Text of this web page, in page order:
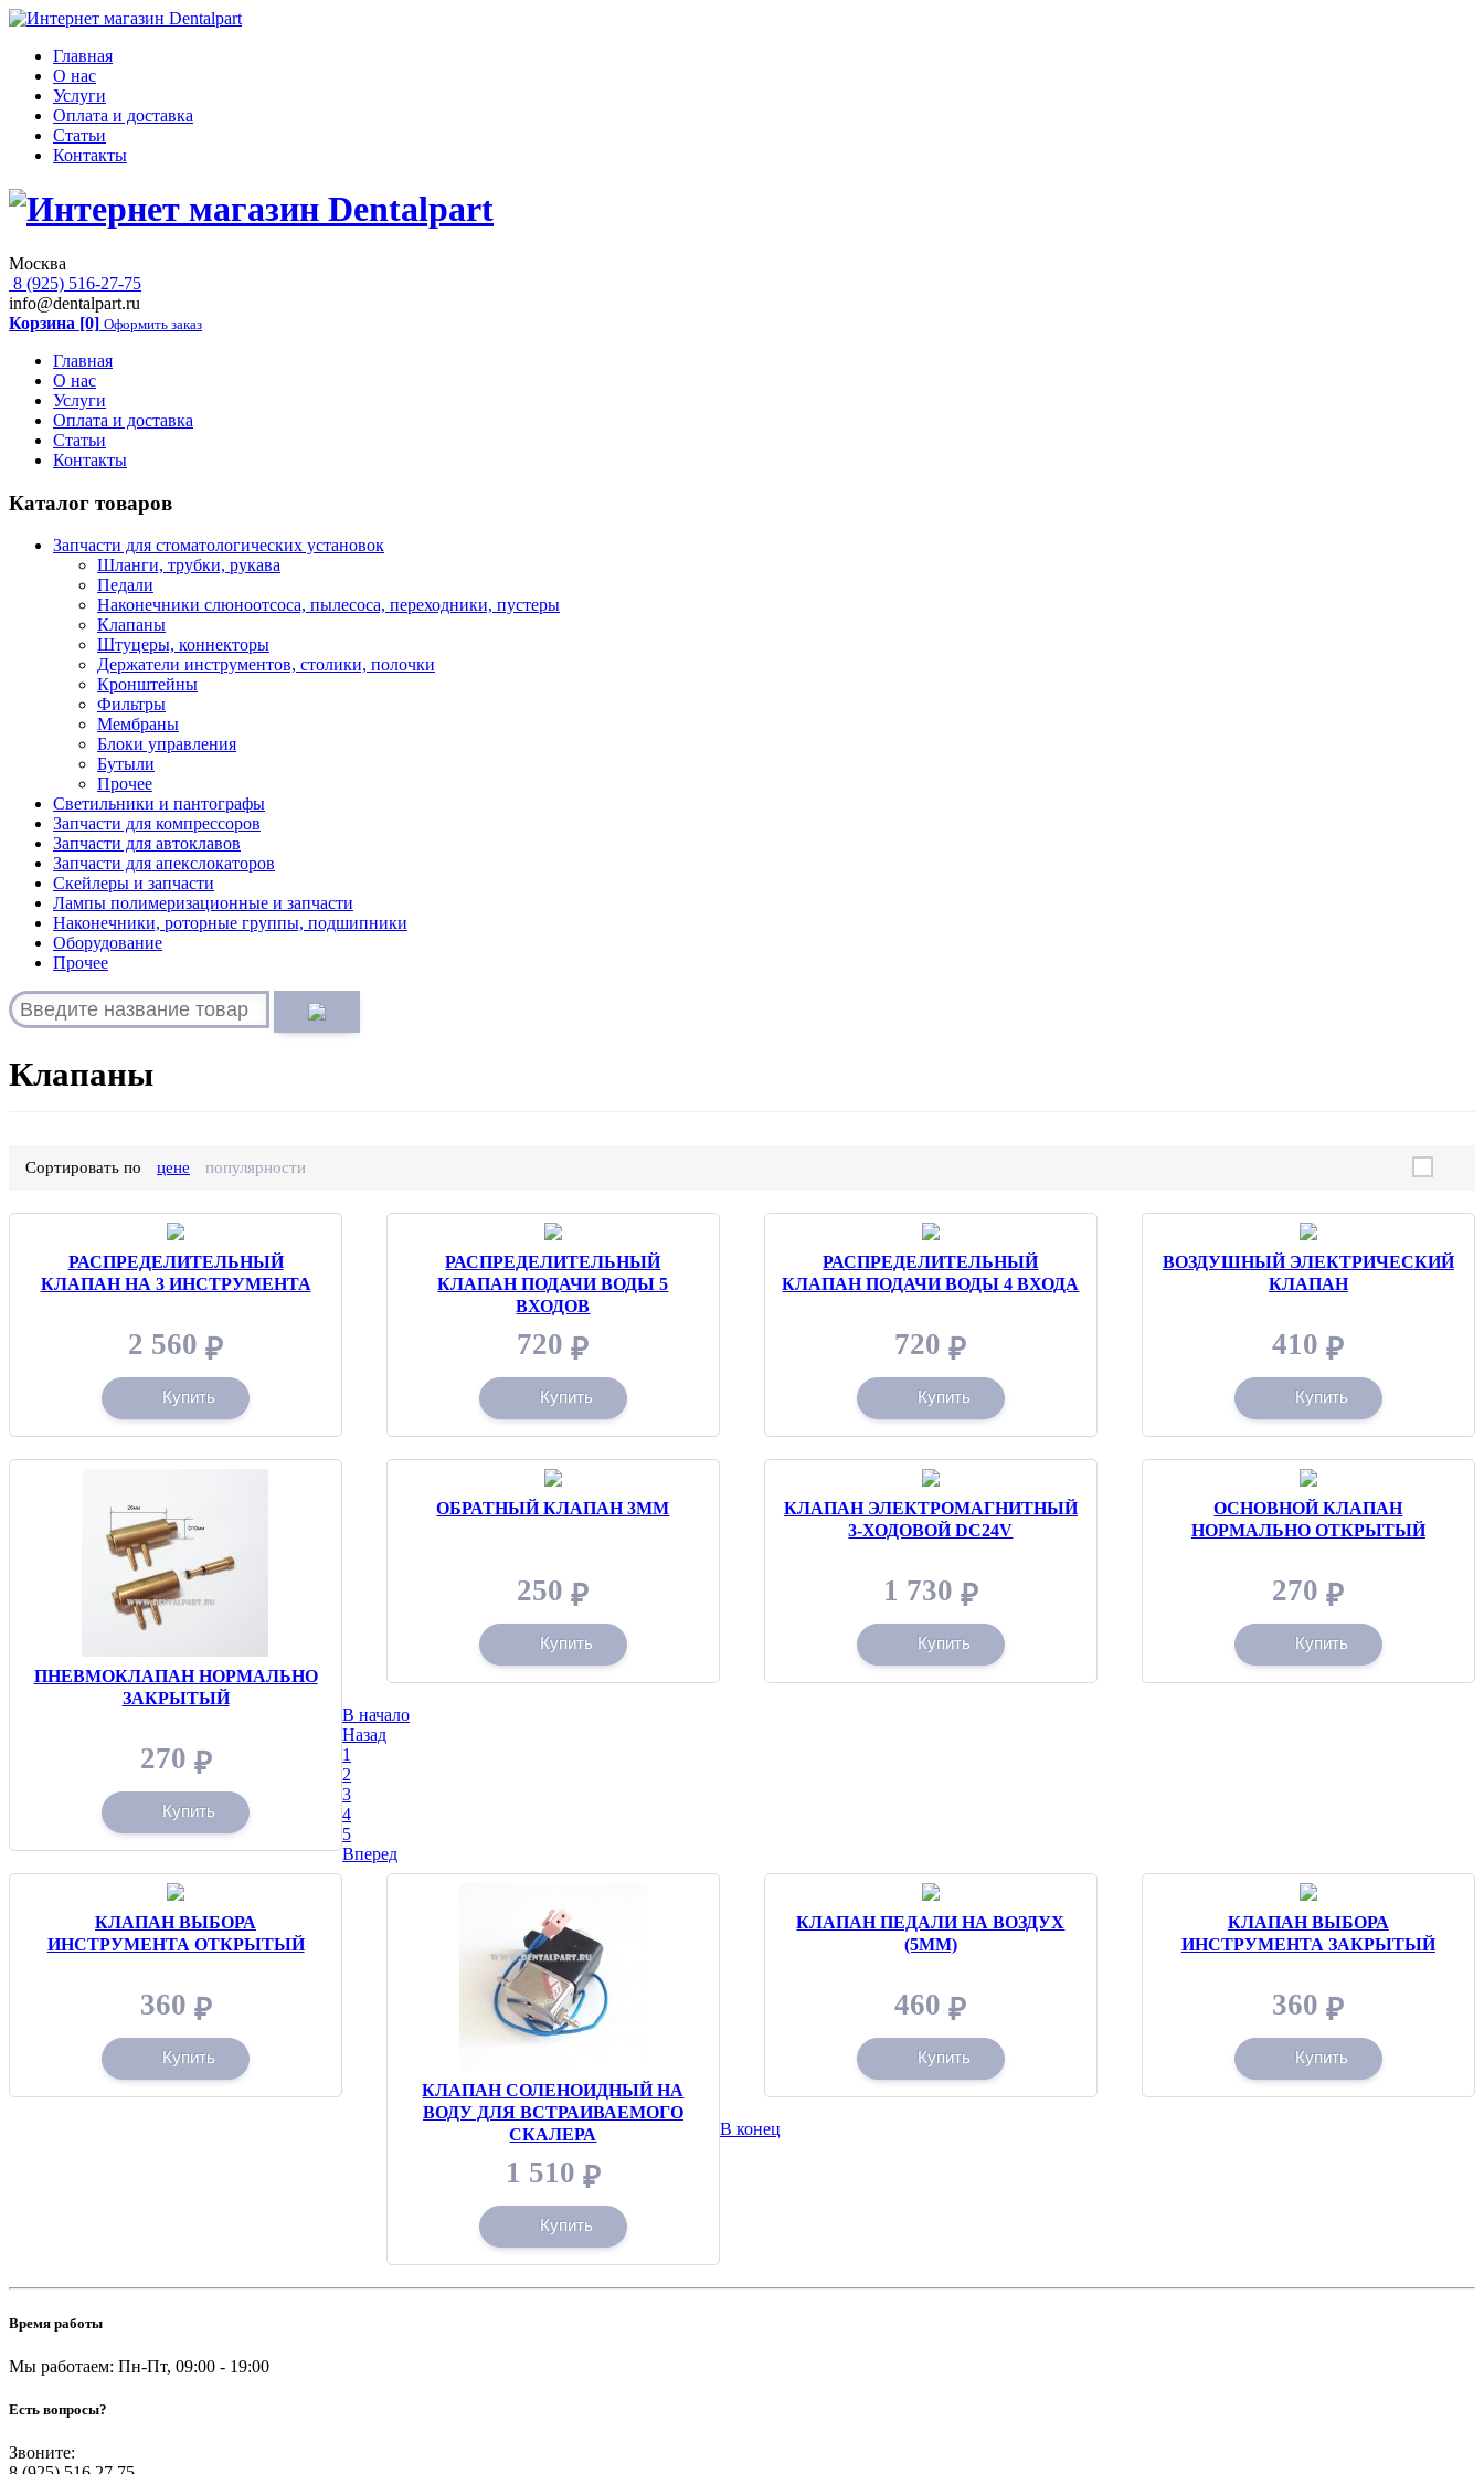
Главная
О нас
Услуги
Оплата и доставка
Статьи
Контакты
Москва
8 (925) 516-27-75
info@dentalpart.ru
Корзина [0] Оформить заказ
Главная
О нас
Услуги
Оплата и доставка
Статьи
Контакты
Каталог товаров
Запчасти для стоматологических установок
Шланги, трубки, рукава
Педали
Наконечники слюноотсоса, пылесоса, переходники, пустеры
Клапаны
Штуцеры, коннекторы
Держатели инструментов, столики, полочки
Кронштейны
Фильтры
Мембраны
Блоки управления
Бутыли
Прочее
Светильники и пантографы
Запчасти для компрессоров
Запчасти для автоклавов
Запчасти для апекслокаторов
Скейлеры и запчасти
Лампы полимеризационные и запчасти
Наконечники, роторные группы, подшипники
Оборудование
Прочее
Клапаны
Сортировать по цене популярности
РАСПРЕДЕЛИТЕЛЬНЫЙ
КЛАПАН НА 3 ИНСТРУМЕНТА
2 560 ₽
Купить
РАСПРЕДЕЛИТЕЛЬНЫЙ
КЛАПАН ПОДАЧИ ВОДЫ 5
ВХОДОВ
720 ₽
Купить
РАСПРЕДЕЛИТЕЛЬНЫЙ
КЛАПАН ПОДАЧИ ВОДЫ 4 ВХОДА
720 ₽
Купить
ВОЗДУШНЫЙ ЭЛЕКТРИЧЕСКИЙ
КЛАПАН
410 ₽
Купить
ПНЕВМОКЛАПАН НОРМАЛЬНО
ЗАКРЫТЫЙ
270 ₽
Купить
ОБРАТНЫЙ КЛАПАН 3ММ
250 ₽
Купить
КЛАПАН ЭЛЕКТРОМАГНИТНЫЙ
3-ХОДОВОЙ DC24V
1 730 ₽
Купить
ОСНОВНОЙ КЛАПАН
НОРМАЛЬНО ОТКРЫТЫЙ
270 ₽
Купить
КЛАПАН ВЫБОРА
ИНСТРУМЕНТА ОТКРЫТЫЙ
360 ₽
Купить
КЛАПАН СОЛЕНОИДНЫЙ НА
ВОДУ ДЛЯ ВСТРАИВАЕМОГО
СКАЛЕРА
1 510 ₽
Купить
КЛАПАН ПЕДАЛИ НА ВОЗДУХ
(5ММ)
460 ₽
Купить
КЛАПАН ВЫБОРА
ИНСТРУМЕНТА ЗАКРЫТЫЙ
360 ₽
Купить
В начало
Назад
1
2
3
4
5
Вперед
В конец
Время работы
Мы работаем: Пн-Пт, 09:00 - 19:00
Есть вопросы?
Звоните: